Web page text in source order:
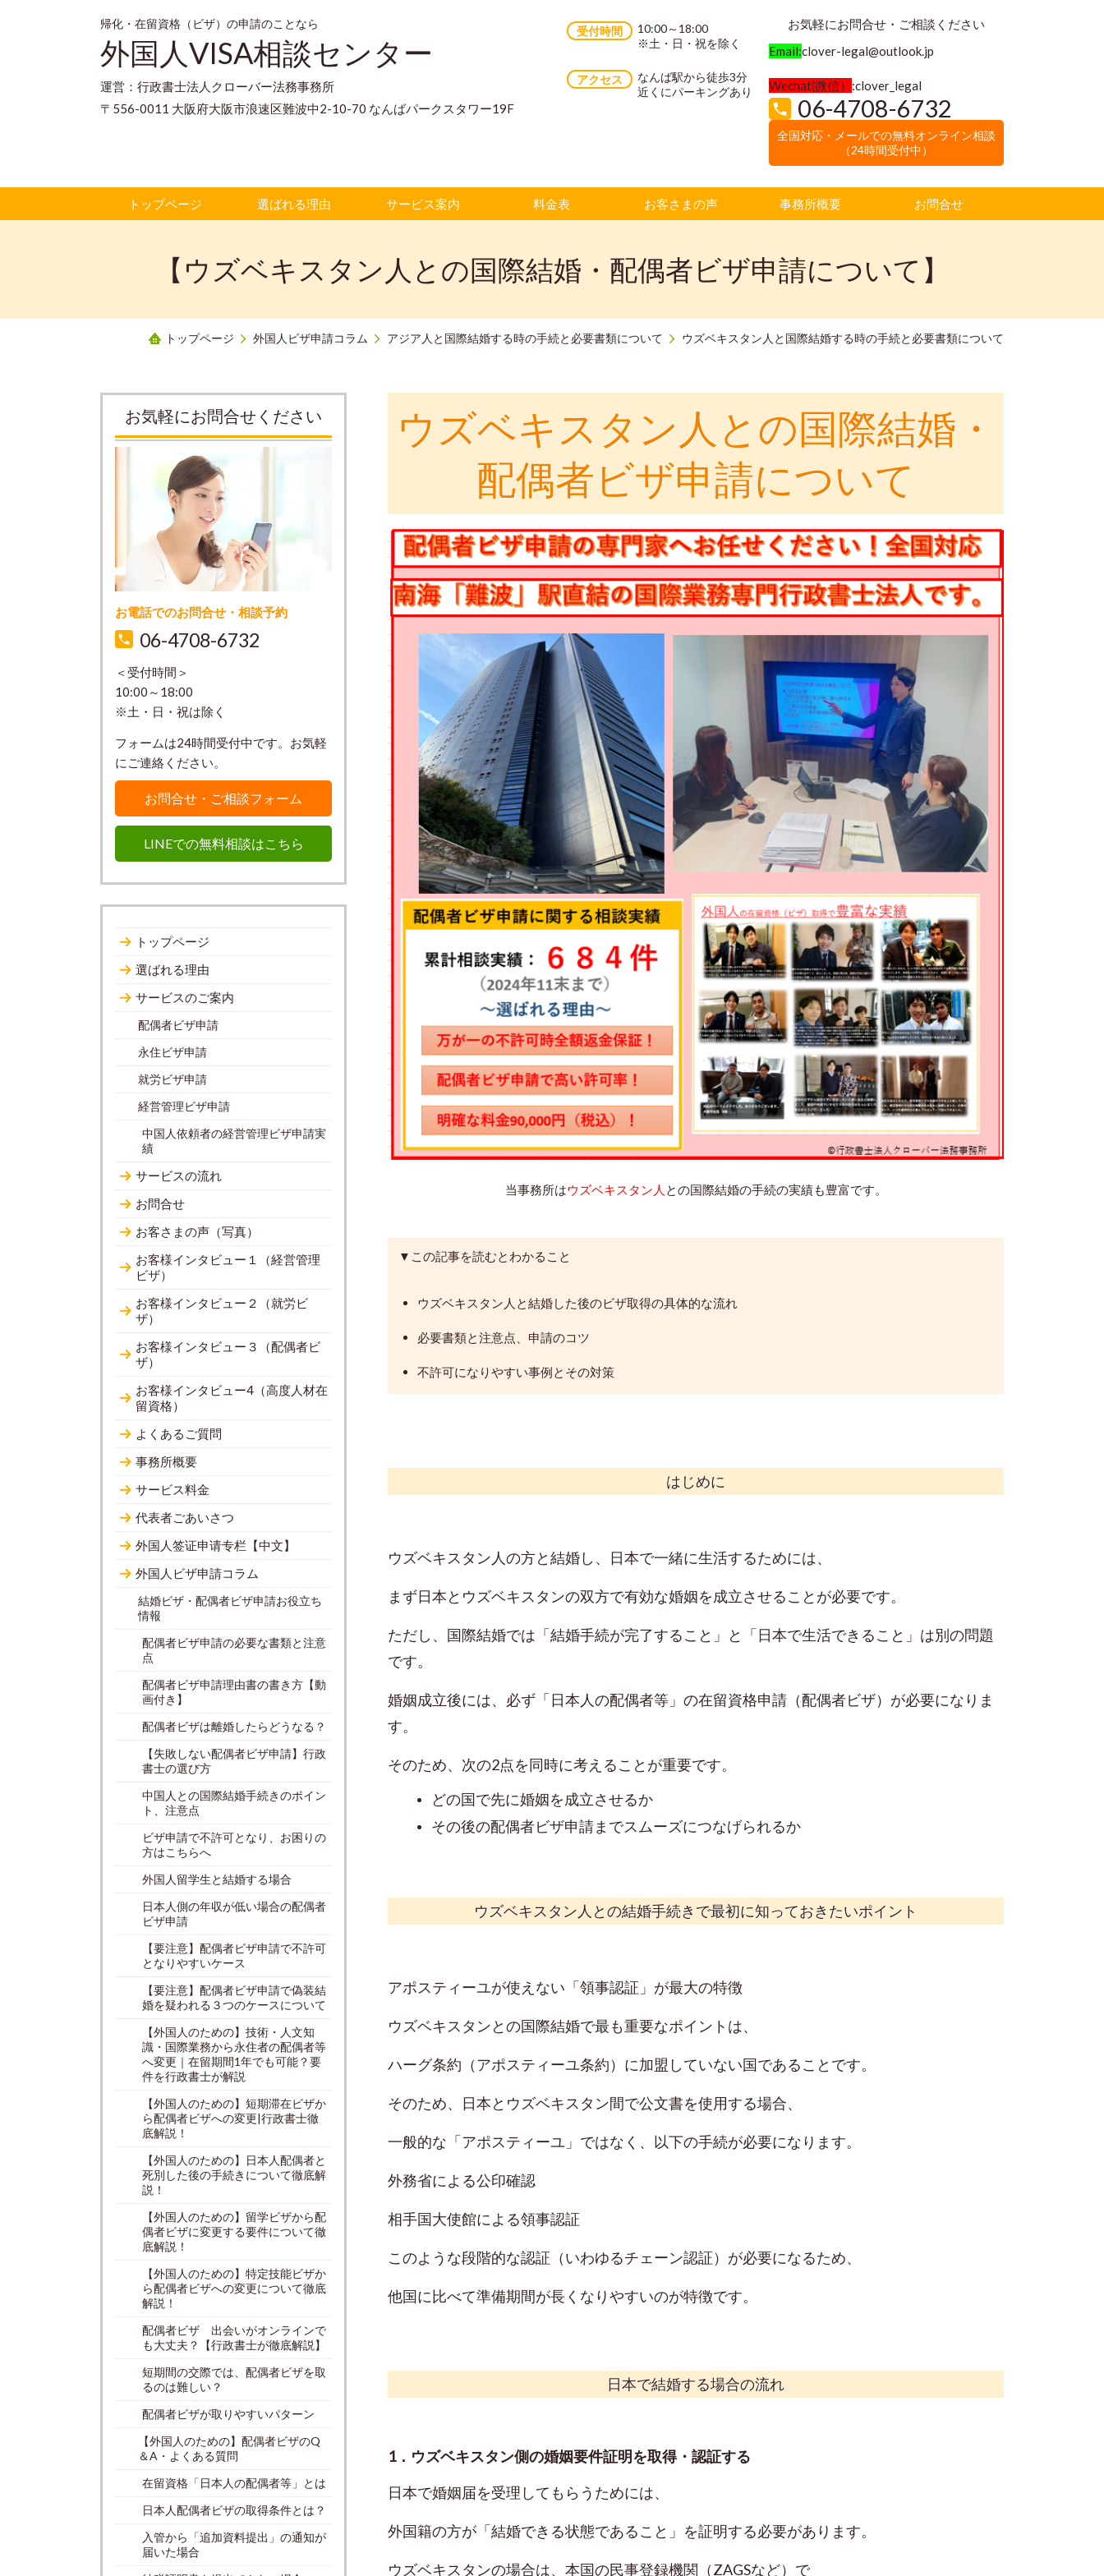
帰化・在留資格（ビザ）の申請のことなら
外国人VISA相談センター
運営：行政書士法人クローバー法務事務所
〒556-0011 大阪府大阪市浪速区難波中2-10-70 なんばパークスタワー19F
受付時間
10:00～18:00
※土・日・祝を除く
アクセス
なんば駅から徒歩3分
近くにパーキングあり
お気軽にお問合せ・ご相談ください
Email:clover-legal@outlook.jp
Wechat(微信） :clover_legal
06-4708-6732
全国対応・メールでの無料オンライン相談
（24時間受付中）
トップページ 選ばれる理由 サービス案内 料金表 お客さまの声 事務所概要 お問合せ
【ウズベキスタン人との国際結婚・配偶者ビザ申請について】
トップページ 外国人ビザ申請コラム アジア人と国際結婚する時の手続と必要書類について ウズベキスタン人と国際結婚する時の手続と必要書類について
ウズベキスタン人との国際結婚・
配偶者ビザ申請について
当事務所はウズベキスタン人 との国際結婚の手続の実績も豊富です。
▼この記事を読むとわかること
ウズベキスタン人と結婚した後のビザ取得の具体的な流れ
必要書類と注意点、申請のコツ
不許可になりやすい事例とその対策
はじめに
ウズベキスタン人の方と結婚し、日本で一緒に生活するためには、
まず日本とウズベキスタンの双方で有効な婚姻を成立させることが必要です。
ただし、国際結婚では「結婚手続が完了すること」と「日本で生活できること」は別の問題
です。
婚姻成立後には、必ず「日本人の配偶者等」の在留資格申請（配偶者ビザ）が必要になりま
す。
そのため、次の2点を同時に考えることが重要です。
どの国で先に婚姻を成立させるか
その後の配偶者ビザ申請までスムーズにつなげられるか
ウズベキスタン人との結婚手続きで最初に知っておきたいポイント
アポスティーユが使えない「領事認証」が最大の特徴
ウズベキスタンとの国際結婚で最も重要なポイントは、
ハーグ条約（アポスティーユ条約）に加盟していない国であることです。
そのため、日本とウズベキスタン間で公文書を使用する場合、
一般的な「アポスティーユ」ではなく、以下の手続が必要になります。
外務省による公印確認
相手国大使館による領事認証
このような段階的な認証（いわゆるチェーン認証）が必要になるため、
他国に比べて準備期間が長くなりやすいのが特徴です。
日本で結婚する場合の流れ
1．ウズベキスタン側の婚姻要件証明を取得・認証する
日本で婚姻届を受理してもらうためには、
外国籍の方が「結婚できる状態であること」を証明する必要があります。
ウズベキスタンの場合は、本国の民事登録機関（ZAGSなど）で
お気軽にお問合せください
お電話でのお問合せ・相談予約
06-4708-6732
＜受付時間＞
10:00～18:00
※土・日・祝は除く
フォームは24時間受付中です。お気軽
にご連絡ください。
お問合せ・ご相談フォーム
LINEでの無料相談はこちら
トップページ
選ばれる理由
サービスのご案内
配偶者ビザ申請
永住ビザ申請
就労ビザ申請
経営管理ビザ申請
中国人依頼者の経営管理ビザ申請実
績
サービスの流れ
お問合せ
お客さまの声（写真）
お客様インタビュー１（経営管理
ビザ）
お客様インタビュー２（就労ビ
ザ）
お客様インタビュー３（配偶者ビ
ザ）
お客様インタビュー4（高度人材在
留資格）
よくあるご質問
事務所概要
サービス料金
代表者ごあいさつ
外国人签证申请专栏【中文】
外国人ビザ申請コラム
結婚ビザ・配偶者ビザ申請お役立ち
情報
配偶者ビザ申請の必要な書類と注意
点
配偶者ビザ申請理由書の書き方【動
画付き】
配偶者ビザは離婚したらどうなる？
【失敗しない配偶者ビザ申請】行政
書士の選び方
中国人との国際結婚手続きのポイン
ト、注意点
ビザ申請で不許可となり、お困りの
方はこちらへ
外国人留学生と結婚する場合
日本人側の年収が低い場合の配偶者
ビザ申請
【要注意】配偶者ビザ申請で不許可
となりやすいケース
【要注意】配偶者ビザ申請で偽装結
婚を疑われる３つのケースについて
【外国人のための】技術・人文知
識・国際業務から永住者の配偶者等
へ変更｜在留期間1年でも可能？要
件を行政書士が解説
【外国人のための】短期滞在ビザか
ら配偶者ビザへの変更|行政書士徹
底解説！
【外国人のための】日本人配偶者と
死別した後の手続きについて徹底解
説！
【外国人のための】留学ビザから配
偶者ビザに変更する要件について徹
底解説！
【外国人のための】特定技能ビザか
ら配偶者ビザへの変更について徹底
解説！
配偶者ビザ 出会いがオンラインで
も大丈夫？【行政書士が徹底解説】
短期間の交際では、配偶者ビザを取
るのは難しい？
配偶者ビザが取りやすいパターン
【外国人のための】配偶者ビザのQ
＆A・よくある質問
在留資格「日本人の配偶者等」とは
日本人配偶者ビザの取得条件とは？
入管から「追加資料提出」の通知が
届いた場合